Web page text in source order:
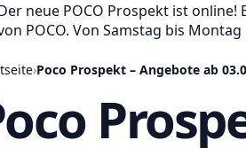
neue POCO Prospekt ist
POCO. Von Samstag bis
›Poco Prospekt – Angebote ab